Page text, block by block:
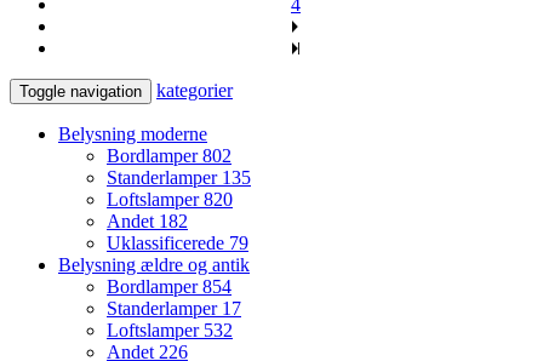
4
Toggle navigation kategorier
Belysning moderne
Bordlamper802
Standerlamper 135
Loftslamper820
Andet 182
Uklassificerede 79
Belysning ældre og antik
Bordlamper854
Standerlamper 17
Loftslamper 532
Andet 226